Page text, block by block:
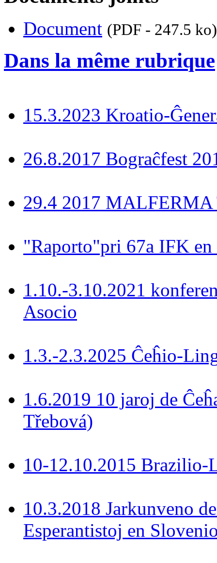
Document (PDF - 247.5 ko)
Dans la même rubrique
15.3.2023 Kroatio-
26.8.2017 Bograĉfest
29.4 2017
"Raporto"pri 67a IFK
1.10.-3.10.2021
Asocio
1.3.-2.3.2025 Ĉeĥio-
1.6.2019 10 jaroj de
Třebová)
10-12.10.2015
10.3.2018 Jarkunveno
Esperantistoj en